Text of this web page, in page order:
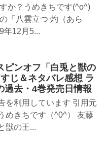
か？うめきちです(^o^)
「八雲立つ 灼（あら
年12月5...
ピンオフ「白兎と獣の
じ＆ネタバレ感想 ラ
過去・4巻発売日情報
を利用しています 引用元
めきちです（^0^） 友藤
獣の王...